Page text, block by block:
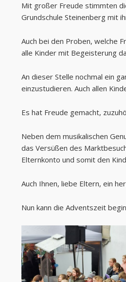
Mit großer Freude stimmten
Grundschule Steinenberg mit
Auch bei den Proben, welche
alle Kinder mit Begeisterung
An dieser Stelle nochmal ein
einzustudieren. Auch allen
Es hat Freude gemacht,
Neben dem musikalischen
das Versüßen des
Elternkonto und somit den
Auch Ihnen, liebe Eltern, ein
Nun kann die Adventszeit